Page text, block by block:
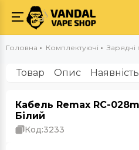
Головна Комплектуючі Зарядні
Товар Опис
Кабель Remax RC-
Білий
Код:3233